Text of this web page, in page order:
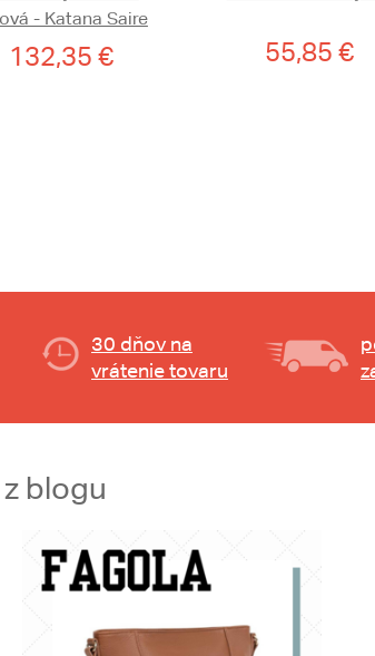
- Katana Saire
132,35 € 55,85 €
30 dňov na
vrátenie tovaru
blogu